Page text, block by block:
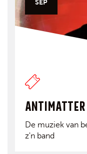
SEP
De muziek van
z'n band